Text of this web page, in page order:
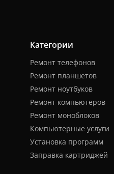
Категории
Ремонт телефонов
Ремонт планшетов
Ремонт ноутбуков
Ремонт компьютеров
Ремонт моноблоков
Компьютерные услуги
Установка программ
Заправка картриджей